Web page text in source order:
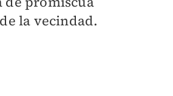
la vecindad.